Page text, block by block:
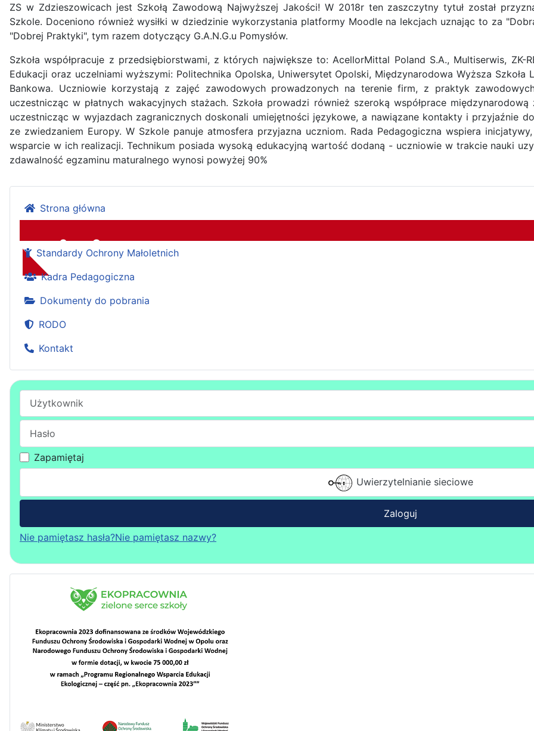
ZS w Zdzieszowicach jest Szkołą Zawodową Najwyższej Jakości! W 2018r ten zaszczytny tytuł został
Szkole. Doceniono również wysiłki w dziedzinie wykorzystania platformy Moodle na lekcjach uznając to za
"Dobrej Praktyki", tym razem dotyczący G.A.N.G.u Pomysłów.
Szkoła współpracuje z przedsiębiorstwami, z których największe to: AcellorMittal Poland S.A., Multiserwis, ZK-
Edukacji oraz uczelniami wyższymi: Politechnika Opolska, Uniwersytet Opolski, Międzynarodowa Wyższa Szkoła
Bankowa. Uczniowie korzystają z zajęć zawodowych prowadzonych na terenie firm, z praktyk
uczestnicząc w płatnych wakacyjnych stażach. Szkoła prowadzi również szeroką współprace
uczestnicząc w wyjazdach zagranicznych doskonali umiejętności językowe, a nawiązane kontakty i przyjaźnie
ze zwiedzaniem Europy. W Szkole panuje atmosfera przyjazna uczniom. Rada Pedagogiczna wspiera
wsparcie w ich realizacji. Technikum posiada wysoką edukacyjną wartość dodaną - uczniowie w trakcie nauki
zdawalność egzaminu maturalnego wynosi powyżej 90%
Strona główna
Standardy Ochrony Małoletnich
Kadra Pedagogiczna
Dokumenty do pobrania
RODO
Kontakt
Zapamiętaj
Uwierzytelnianie sieciowe
Zaloguj
Nie pamiętasz hasła?Nie pamiętasz nazwy?